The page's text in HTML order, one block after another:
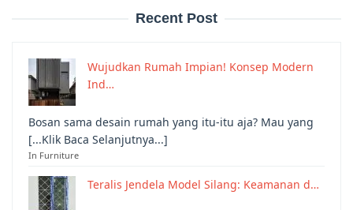
Recent Post
Wujudkan Rumah Impian! Konsep Modern
Ind…
Bosan sama desain rumah yang itu-itu aja? Mau yang
[...Klik Baca Selanjutnya...]
In Furniture
Teralis Jendela Model Silang: Keamanan d…